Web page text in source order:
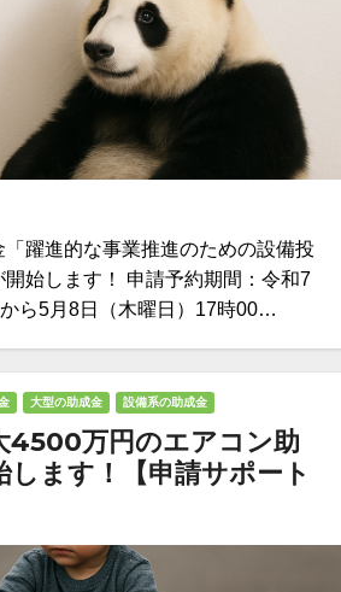
躍進的な事業推進のための設備投
始します！ 申請予約期間：令和7
ら5月8日（木曜日）17時00…
大型の助成金 設備系の助成金
4500万円のエアコン助
します！【申請サポート